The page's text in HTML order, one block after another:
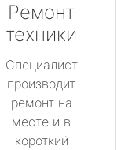
Ремонт
техники
Специалист
производит
ремонт на
месте и в
короткий